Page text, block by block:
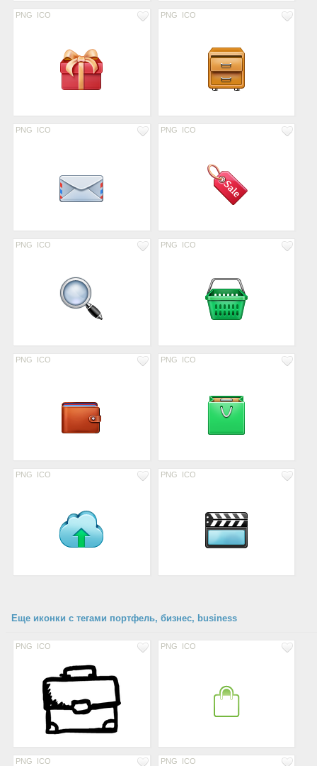
PNG ICO PNG ICO
PNG ICO PNG ICO
PNG ICO PNG ICO
PNG ICO PNG ICO
PNG ICO PNG ICO
Еще иконки с тегами портфель, бизнес, business
PNG ICO PNG ICO
PNG ICO PNG ICO